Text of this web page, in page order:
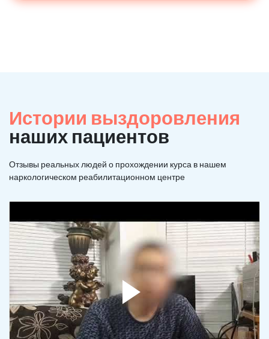
Истории выздоровления
наших пациентов
Отзывы реальных людей о прохождении курса в нашем
наркологическом реабилитационном центре